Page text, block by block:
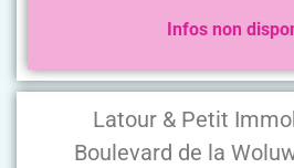
Latour & Petit
Boulevard de la
Infos non